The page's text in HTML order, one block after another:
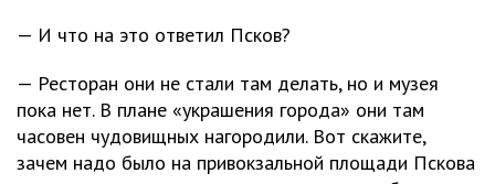
— И что на это ответил Псков?
— Ресторан они не стали там делать, но и музея
пока нет. В плане «украшения города» они там
часовен чудовищных нагородили. Вот скажите,
зачем надо было на привокзальной площади Пскова